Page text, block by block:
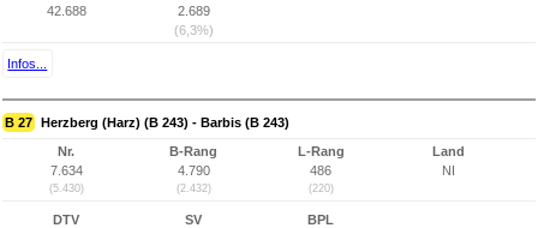
42.688
2.689
(6,3%)
Infos...
B 27 Herzberg (Harz) (B 243) - Barbis (B 243)
Nr.
7.634
(5.430)
B-Rang
4.790
(2.432)
L-Rang
486
(220)
Land
NI
DTV
SV
BPL